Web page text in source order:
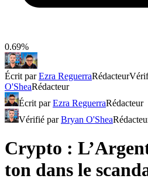
0.69%
Écrit parEzra ReguerraRédacteur
O'SheaRédacteur
Écrit parEzra ReguerraRédacteur
Vérifié parBryan O'Shea
Crypto :
ton dans le